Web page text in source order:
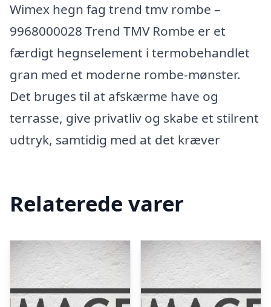
Wimex hegn fag trend tmv rombe –
9968000028 Trend TMV Rombe er et
færdigt hegnselement i termobehandlet
gran med et moderne rombe-mønster.
Det bruges til at afskærme have og
terrasse, give privatliv og skabe et stilrent
udtryk, samtidig med at det kræver
Relaterede varer